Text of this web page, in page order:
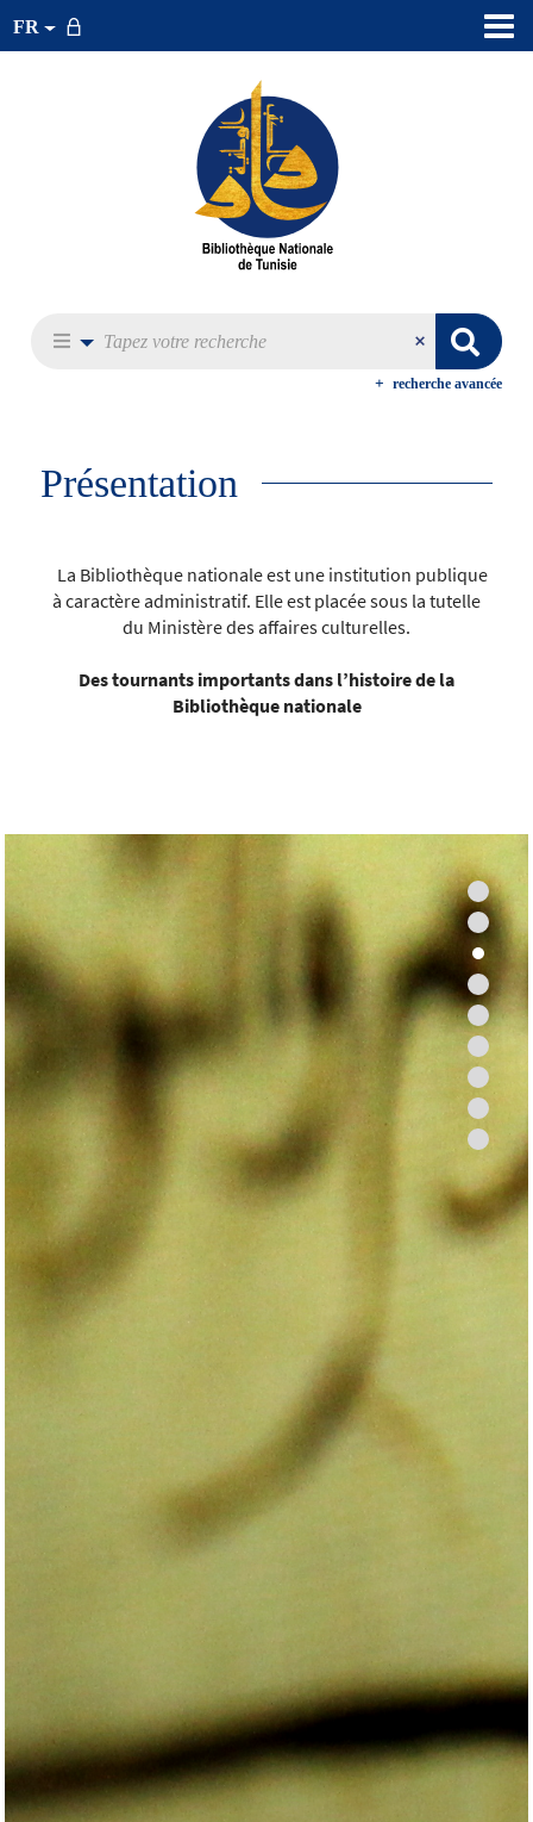
FR
recherche avancée
Présentation
La Bibliothèque nationale est une institution publique
à caractère administratif. Elle est placée sous la tutelle
du Ministère des affaires culturelles.
Des tournants importants dans l’histoire de la
Bibliothèque nationale